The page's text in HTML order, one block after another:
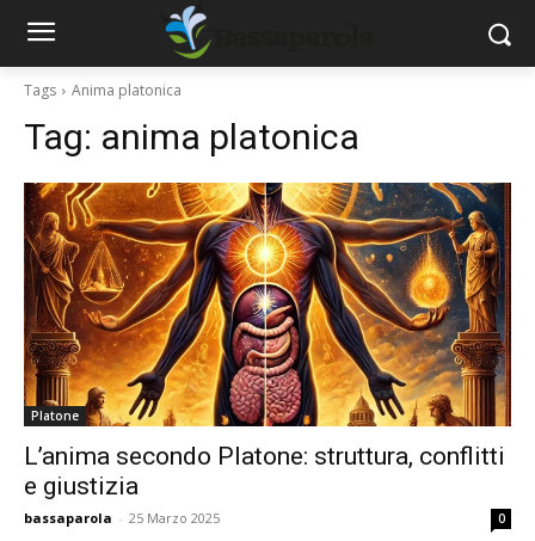
Tags Anima platonica
Tag: anima platonica
Platone
L’anima secondo Platone: struttura, conflitti
e giustizia
bassaparola - 25 Marzo 2025 0